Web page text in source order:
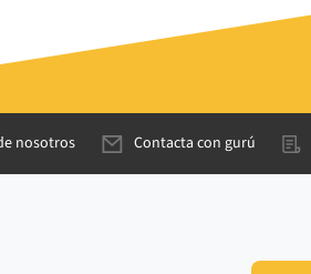
nosotros Contacta con gurú